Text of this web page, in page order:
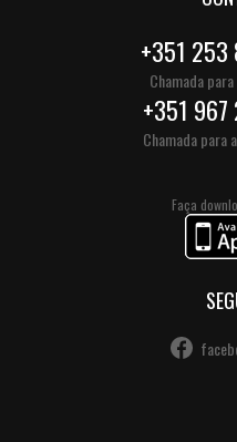
+351
Chamada
+351
Chamada para
Faça